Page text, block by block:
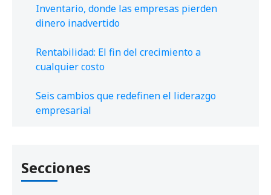
Inventario, donde las empresas pierden
dinero inadvertido
Rentabilidad: El fin del crecimiento a
cualquier costo
Seis cambios que redefinen el liderazgo
empresarial
Secciones